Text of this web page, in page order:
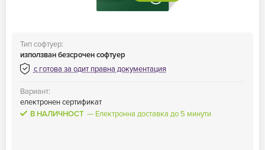
Тип софтуер:
използван безсрочен софтуер
с готова за одит правна документация
Вариант:
електронен сертификат
В НАЛИЧНОСТ
Електронна доставка до 5 минути